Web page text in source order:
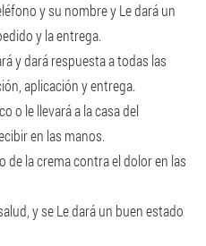
y su nombre y Le dará un
y la entrega.
y dará respuesta a todas las
aplicación y entrega.
o le llevará a la casa del
en las manos.
de la crema contra el dolor en las
y se Le dará un buen estado